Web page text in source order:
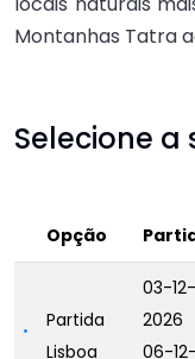
Montanhas Tatra
Selecione
Opção
Partida
Lisboa
03-12-
2026
06-12-